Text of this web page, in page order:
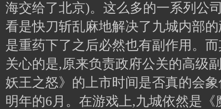
海交给了北京)。这么多的一系列公
看是快刀斩乱麻地解决了九城内部
是重药下了之后必然也有副作用。
关心的是,原来负责政府公关的高级
妖王之怒》的上市时间是否真的会
明年的6月。在游戏上,九城依然是《